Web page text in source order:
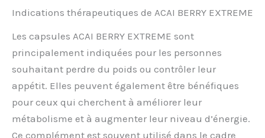
Indications thérapeutiques de ACAI BERRY EXTREME
Les capsules ACAI BERRY EXTREME sont
principalement indiquées pour les personnes
souhaitant perdre du poids ou contrôler leur
appétit. Elles peuvent également être bénéfiques
pour ceux qui cherchent à améliorer leur
métabolisme et à augmenter leur niveau d’énergie.
Ce complément est souvent utilisé dans le cadre